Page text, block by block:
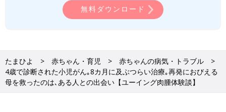
無料ダウンロード
たまひよ 赤ちゃん・育児
赤ちゃんの病気・トラブル
4歳で診断された小児がん｡8カ月に及ぶつらい治療｡再発におびえる
母を救ったのは､ある人との出会い【ユーイング肉腫体験談】